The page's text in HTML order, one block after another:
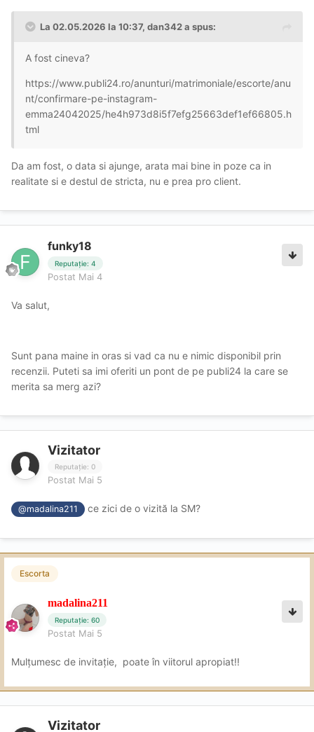
La 02.05.2026 la 10:37, dan342a spus:
A fost cineva?
https://www.publi24.ro/anunturi/matrimoniale/escorte/anu
nt/confirmare-pe-instagram-
emma24042025/he4h973d8i5f7efg25663def1ef66805.h
tml
Da am fost, o data si ajunge, arata mai bine in poze ca in
realitate si e destul de stricta, nu e prea pro client.
funky18
Reputație: 4
Postat Mai 4
Va salut,
Sunt pana maine in oras si vad ca nu e nimic disponibil prin
recenzii. Puteti sa imi oferiti un pont de pe publi24 la care se
merita sa merg azi?
Vizitator
Reputație: 0
Postat Mai 5
@madalina211 ce zici de o vizită la SM?
Escorta
madalina211
Reputație: 60
Postat Mai 5
Mulțumesc de invitație, poate în viitorul apropiat!!
Vizitator